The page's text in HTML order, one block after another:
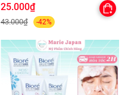
25.000₫
43.000₫ -42%